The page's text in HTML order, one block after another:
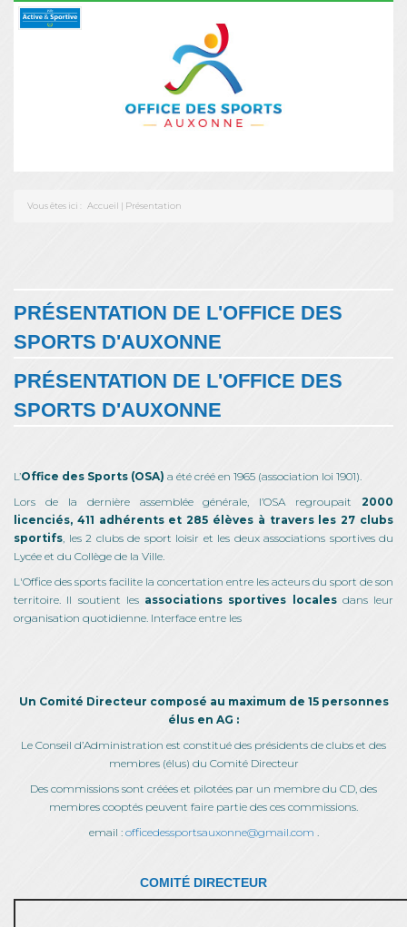
Vous êtes ici : Accueil | Présentation
PRÉSENTATION DE L'OFFICE DES
SPORTS D'AUXONNE
PRÉSENTATION DE L'OFFICE DES
SPORTS D'AUXONNE
L’Office des Sports (OSA) a été créé en 1965 (association loi 1901).
Lors de la dernière assemblée générale, l’OSA regroupait 2000
licenciés, 411 adhérents et 285 élèves à travers les 27 clubs
sportifs , les 2 clubs de sport loisir et les deux associations sportives du
Lycée et du Collège de la Ville.
L'Office des sports facilite la concertation entre les acteurs du sport de son
territoire. Il soutient les associations sportives localesdans leur
organisation quotidienne. Interface entre les
Un Comité Directeur composé au maximum de 15 personnes
élus en AG :
Le Conseil d’Administration est constitué des présidents de clubs et des
membres (élus) du Comité Directeur
Des commissions sont créées et pilotées par un membre du CD, des
membres cooptés peuvent faire partie des ces commissions.
email : officedessportsauxonne@gmail.com
COMITÉ DIRECTEUR